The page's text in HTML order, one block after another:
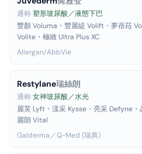
通称塑形玻尿酸／液態下巴
豐顏 Voluma・豐麗緹 Volift・夢蓓菈
Volite・極緻 Ultra Plus XC
Allergan/AbbVie
Restylane瑞絲朗
通称女神玻尿酸／水光
麗芙 Lyft・漾采 Kysse・亮采 Defyne
麗朗 Vital
Galderma／Q-Med (瑞典)